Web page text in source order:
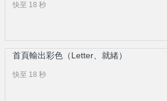
快至 18 秒
首頁輸出彩色（Letter、就緒）
快至 18 秒